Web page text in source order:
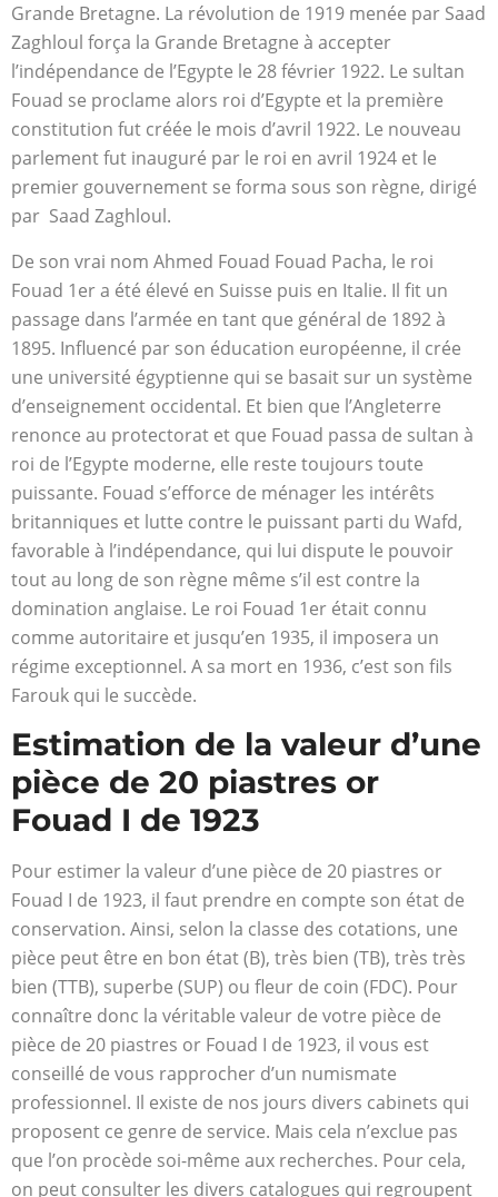
Grande Bretagne. La révolution de 1919 menée par Saad
Zaghloul força la Grande Bretagne à accepter
l’indépendance de l’Egypte le 28 février 1922. Le sultan
Fouad se proclame alors roi d’Egypte et la première
constitution fut créée le mois d’avril 1922. Le nouveau
parlement fut inauguré par le roi en avril 1924 et le
premier gouvernement se forma sous son règne, dirigé
par Saad Zaghloul.
De son vrai nom Ahmed Fouad Fouad Pacha, le roi
Fouad 1er a été élevé en Suisse puis en Italie. Il fit un
passage dans l’armée en tant que général de 1892 à
1895. Influencé par son éducation européenne, il crée
une université égyptienne qui se basait sur un système
d’enseignement occidental. Et bien que l’Angleterre
renonce au protectorat et que Fouad passa de sultan à
roi de l’Egypte moderne, elle reste toujours toute
puissante. Fouad s’efforce de ménager les intérêts
britanniques et lutte contre le puissant parti du Wafd,
favorable à l’indépendance, qui lui dispute le pouvoir
tout au long de son règne même s’il est contre la
domination anglaise. Le roi Fouad 1er était connu
comme autoritaire et jusqu’en 1935, il imposera un
régime exceptionnel. A sa mort en 1936, c’est son fils
Farouk qui le succède.
Estimation de la valeur d’une
pièce de 20 piastres or
Fouad I de 1923
Pour estimer la valeur d’une pièce de 20 piastres or
Fouad I de 1923, il faut prendre en compte son état de
conservation. Ainsi, selon la classe des cotations, une
pièce peut être en bon état (B), très bien (TB), très très
bien (TTB), superbe (SUP) ou fleur de coin (FDC). Pour
connaître donc la véritable valeur de votre pièce de
pièce de 20 piastres or Fouad I de 1923, il vous est
conseillé de vous rapprocher d’un numismate
professionnel. Il existe de nos jours divers cabinets qui
proposent ce genre de service. Mais cela n’exclue pas
que l’on procède soi-même aux recherches. Pour cela,
on peut consulter les divers catalogues qui regroupent